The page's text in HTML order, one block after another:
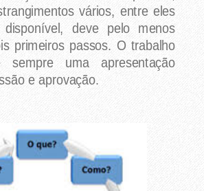
vários, entre eles
deve pelo menos
primeiros passos. O trabalho
sempre uma apresentação
e aprovação.